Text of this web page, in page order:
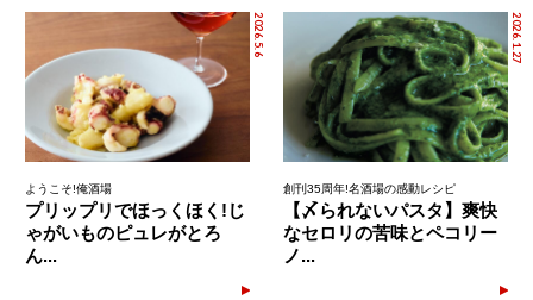
2026.5.6
ようこそ!俺酒場
プリップリでほっくほく!じ
ゃがいものピュレがとろ
ん...
2026.1.27
創刊35周年!名酒場の感動レシピ
【〆られないパスタ】爽快
なセロリの苦味とペコリー
ノ...